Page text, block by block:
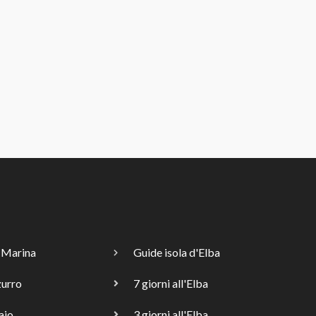
Guide isola d'Elba
7 giorni all'Elba